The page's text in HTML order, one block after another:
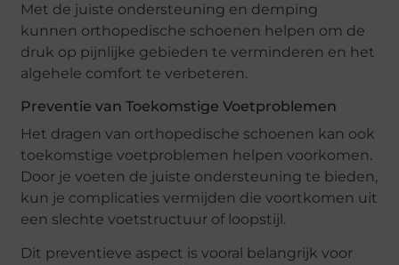
Met de juiste ondersteuning en demping
kunnen orthopedische schoenen helpen om de
druk op pijnlijke gebieden te verminderen en het
algehele comfort te verbeteren.
Preventie van Toekomstige Voetproblemen
Het dragen van orthopedische schoenen kan ook
toekomstige voetproblemen helpen voorkomen.
Door je voeten de juiste ondersteuning te bieden,
kun je complicaties vermijden die voortkomen uit
een slechte voetstructuur of loopstijl.
Dit preventieve aspect is vooral belangrijk voor